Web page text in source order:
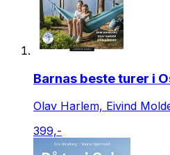
Barnas beste turer i
Olav Harlem, Eivind
399,-